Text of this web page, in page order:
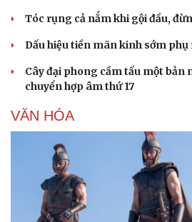
Tóc rụng cả nắm khi gội đầu,
Dấu hiệu tiền mãn kinh sớm phụ
Cây đại phong cầm tấu một bản
chuyển hợp âm thứ 17
VĂN HÓA